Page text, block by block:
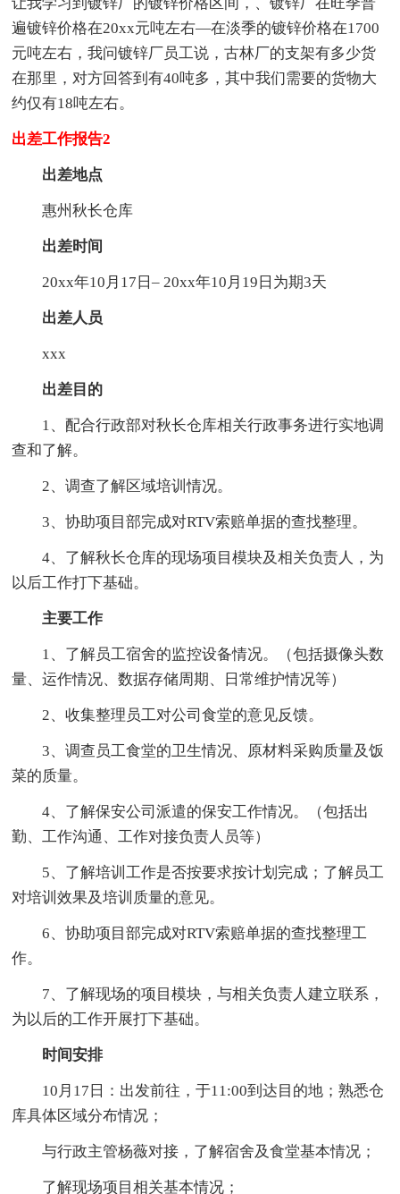
遍镀锌价格在20xx元吨左右—在淡季的镀锌价格在1700
元吨左右，我问镀锌厂员工说，古林厂的支架有多少货
在那里，对方回答到有40吨多，其中我们需要的货物大
约仅有18吨左右。
出差工作报告2
出差地点
惠州秋长仓库
出差时间
20xx年10月17日– 20xx年10月19日为期3天
出差人员
xxx
出差目的
1、配合行政部对秋长仓库相关行政事务进行实地调
查和了解。
2、调查了解区域培训情况。
3、协助项目部完成对RTV索赔单据的查找整理。
4、了解秋长仓库的现场项目模块及相关负责人，为
以后工作打下基础。
主要工作
1、了解员工宿舍的监控设备情况。（包括摄像头数
量、运作情况、数据存储周期、日常维护情况等）
2、收集整理员工对公司食堂的意见反馈。
3、调查员工食堂的卫生情况、原材料采购质量及饭
菜的质量。
4、了解保安公司派遣的保安工作情况。（包括出
勤、工作沟通、工作对接负责人员等）
5、了解培训工作是否按要求按计划完成；了解员工
对培训效果及培训质量的意见。
6、协助项目部完成对RTV索赔单据的查找整理工
作。
7、了解现场的项目模块，与相关负责人建立联系，
为以后的工作开展打下基础。
时间安排
10月17日：出发前往，于11:00到达目的地；熟悉仓
库具体区域分布情况；
与行政主管杨薇对接，了解宿舍及食堂基本情况；
了解现场项目相关基本情况；